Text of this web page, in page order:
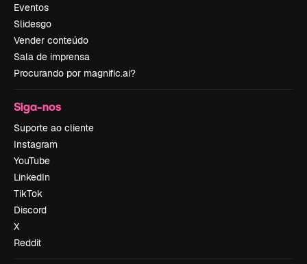
Eventos
Slidesgo
Vender conteúdo
Sala de imprensa
Procurando por magnific.ai?
Siga-nos
Suporte ao cliente
Instagram
YouTube
LinkedIn
TikTok
Discord
X
Reddit